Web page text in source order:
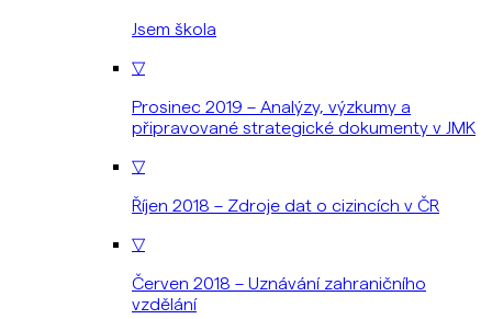
Jsem škola
▽
Prosinec 2019 – Analýzy, výzkumy a
připravované strategické dokumenty v JMK
▽
Říjen 2018 – Zdroje dat o cizincích v ČR
▽
Červen 2018 – Uznávání zahraničního
vzdělání